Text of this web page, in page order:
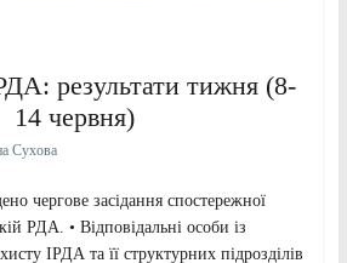
результати тижня (8-
14 червня)
Сухова
чергове засідання спостережної
РДА. • Відповідальні особи із
ІРДА та її структурних підрозділів